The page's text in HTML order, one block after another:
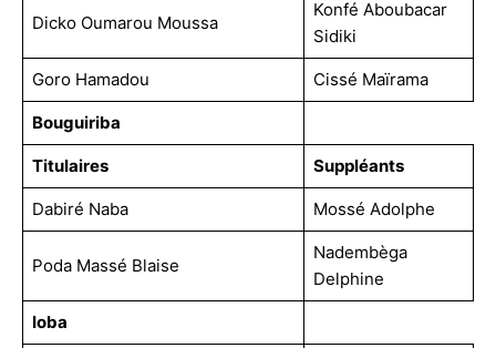
Dicko Oumarou Moussa
Konfé Aboubacar
Sidiki
Goro Hamadou Cissé Maïrama
Bouguiriba
Titulaires Suppléants
Dabiré Naba Mossé Adolphe
Poda Massé Blaise
Nadembèga
Delphine
Ioba